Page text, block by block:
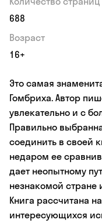
688
Возраст
16+
Это самая
Гомбриха. Автор
увлекательно и с
Правильно
соединить в своей
недаром ее
дает неопытному
незнакомой стране
Книга рассчитана
интересующихся